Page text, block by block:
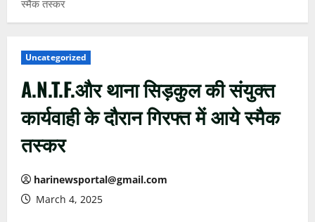
स्मैक तस्कर
Uncategorized
A.N.T.F.और थाना सिड़कुल की संयुक्त
कार्यवाही के दौरान गिरफ्त में आये स्मैक
तस्कर
harinewsportal@gmail.com
March 4, 2025